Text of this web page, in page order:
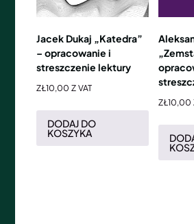
Jacek Dukaj „Katedra”
– opracowanie i
streszczenie lektury
ZŁ10,00 Z VAT
DODAJ DO
KOSZYKA
ZŁ10,00